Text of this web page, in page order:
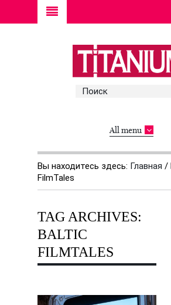
All menu
Вы находитесь здесь: Главная /
FilmTales
TAG ARCHIVES:
BALTIC
FILMTALES